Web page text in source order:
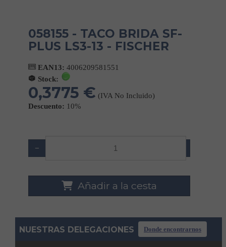
058155 - TACO BRIDA SF-
PLUS LS3-13 - FISCHER
EAN13: 4006209581551
Stock:
0,3775 € (IVA No Incluido)
Descuento: 10%
−
Añadir a la cesta
NUESTRAS DELEGACIONES Donde encontrarnos